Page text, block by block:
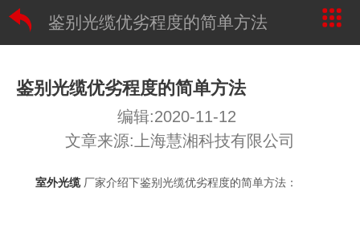
鉴别光缆优劣程度的简单方法
鉴别光缆优劣程度的简单方法
编辑:2020-11-12
文章来源:上海慧湘科技有限公司
室外光缆厂家介绍下鉴别光缆优劣程度的简单方法：